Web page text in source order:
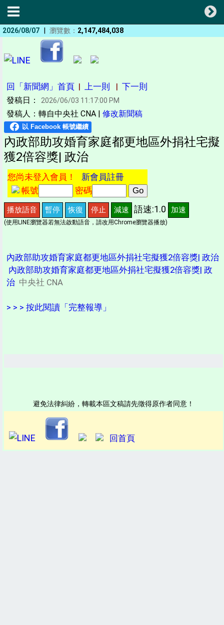
2026/08/07 | 瀏覽數： 2,147,484,038
回「新聞網」首頁 | 上一則 | 下一則
發稿日： 2026/06/03 11:17:00 PM
發稿人：轉自中央社 CNA | 修改新聞稿
內政部助攻婚育家庭都更地區外捐社宅擬
獲2倍容獎| 政治
您尚未登入會員！ 新會員註冊
帳號
密碼
播放語音 暫停 恢復 停止 減速 語速:1.0 加速
(使用LINE瀏覽器若無法啟動語音，請改用Chrome瀏覽器播放)
內政部助攻婚育家庭都更地區外捐社宅擬獲2倍容獎| 政治
內政部助攻婚育家庭都更地區外捐社宅擬獲2倍容獎| 政
治 中央社 CNA
> > > 按此閱讀「完整報導」
避免法律糾紛，轉載本區文稿請先徵得原作者同意！
回首頁